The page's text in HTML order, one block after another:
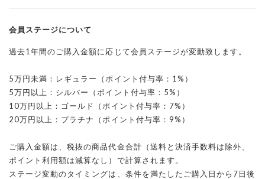
会員ステージについて
過去1年間のご購入金額に応じて会員ステージが変動致します。
5万円未満：レギュラー（ポイント付与率：1%）
5万円以上：シルバー（ポイント付与率：5%）
10万円以上：ゴールド（ポイント付与率：7%）
20万円以上：プラチナ（ポイント付与率：9%）
ご購入金額は、税抜の商品代金合計（送料と決済手数料は除外、
ポイント利用額は減算なし）で計算されます。
ステージ変動のタイミングは、条件を満たしたご購入日から7日後